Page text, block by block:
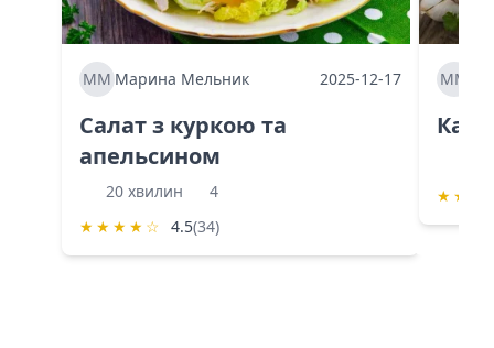
ММ Марина Мельник 2025-12-17
Салат з куркою та
апельсином
20 хвилин
4
★ ★ ★ ★ ☆ 4.5(34)
ММ
★ ★